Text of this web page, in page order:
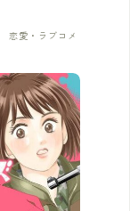
恋愛・ラブコメ